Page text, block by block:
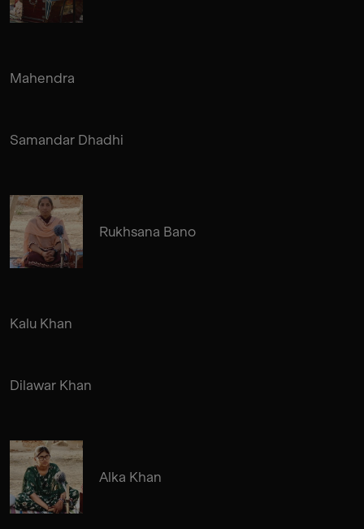
Mahendra
Samandar Dhadhi
Rukhsana Bano
Kalu Khan
Dilawar Khan
Alka Khan